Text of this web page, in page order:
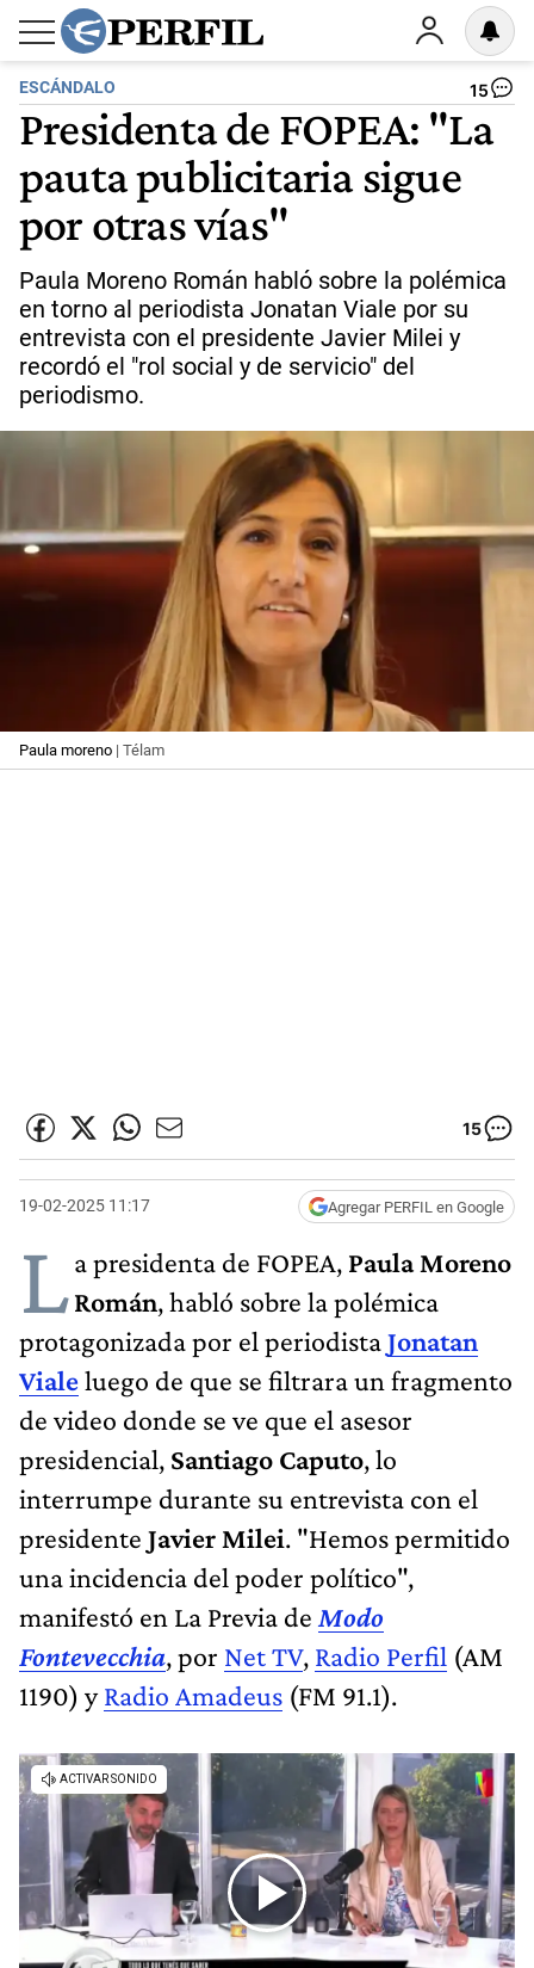
ESCÁNDALO 15
Presidenta de FOPEA: "La
pauta publicitaria sigue
por otras vías"
Paula Moreno Román habló sobre la polémica
en torno al periodista Jonatan Viale por su
entrevista con el presidente Javier Milei y
recordó el "rol social y de servicio" del
periodismo.
Paula moreno | Télam
15
19-02-2025 11:17 Agregar PERFIL en Google
La presidenta de FOPEA, Paula Moreno
Román, habló sobre la polémica
protagonizada por el periodistaJonatan
Vialeluego de que se filtrara un fragmento
de video donde se ve que el asesor
presidencial, Santiago Caputo, lo
interrumpe durante su entrevista con el
presidente Javier Milei. "Hemos permitido
una incidencia del poder político",
manifestó en La Previa de Modo
Fontevecchia, por Net TV, Radio Perfil (AM
1190) yRadio Amadeus (FM 91.1).